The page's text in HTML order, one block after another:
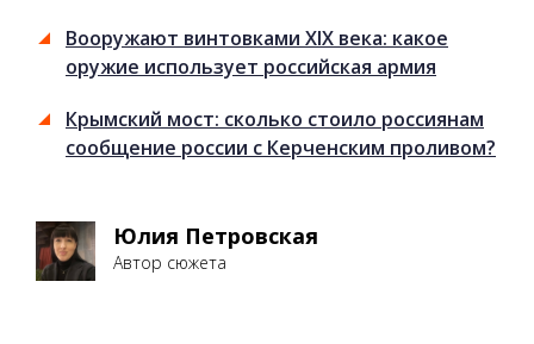
Вооружают винтовками XIX века: какое
оружие использует российская армия
Крымский мост: сколько стоило россиянам
сообщение россии с Керченским проливом?
Юлия Петровская
Автор сюжета